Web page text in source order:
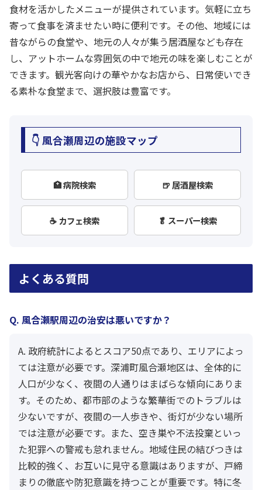
食材を活かしたメニューが提供されています。気軽に立ち
寄って食事を済ませたい時に便利です。その他、地域には
昔ながらの食堂や、地元の人々が集う居酒屋なども存在
し、アットホームな雰囲気の中で地元の味を楽しむことが
できます。観光客向けの華やかなお店から、日常使いでき
る素朴な食堂まで、選択肢は豊富です。
👇 風合瀬周辺の施設マップ
🏥 病院検索 🍺 居酒屋検索
☕ カフェ検索 🥬 スーパー検索
よくある質問
Q. 風合瀬駅周辺の治安は悪いですか？
A. 政府統計によるとスコア50点であり、エリアによっ
ては注意が必要です。深浦町風合瀬地区は、全体的に
人口が少なく、夜間の人通りはまばらな傾向にありま
す。そのため、都市部のような繁華街でのトラブルは
少ないですが、夜間の一人歩きや、街灯が少ない場所
では注意が必要です。また、空き巣や不法投棄といっ
た犯罪への警戒も怠れません。地域住民の結びつきは
比較的強く、お互いに見守る意識はありますが、戸締
まりの徹底や防犯意識を持つことが重要です。特に冬